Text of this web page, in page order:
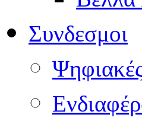
Συνδεσμοι